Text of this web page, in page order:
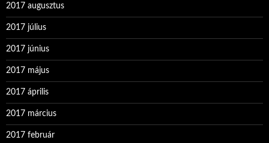
2017 augusztus
2017 július
2017 június
2017 május
2017 április
2017 március
2017 február